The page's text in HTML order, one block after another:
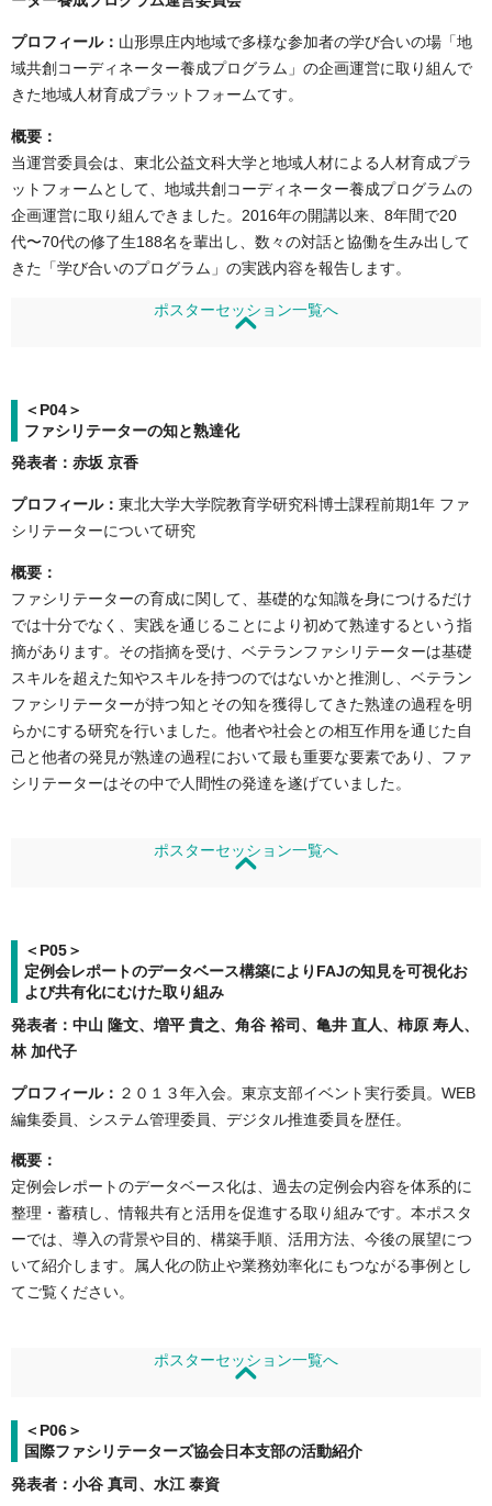
プロフィール： 山形県庄内地域で多様な参加者の学び合いの場「地
域共創コーディネーター養成プログラム」の企画運営に取り組んで
きた地域人材育成プラットフォームてす。
概要：
当運営委員会は、東北公益文科大学と地域人材による人材育成プラ
ットフォームとして、地域共創コーディネーター養成プログラムの
企画運営に取り組んできました。2016年の開講以来、8年間で20
代〜70代の修了生188名を輩出し、数々の対話と協働を生み出して
きた「学び合いのプログラム」の実践内容を報告します。
ポスターセッション一覧へ
＜P04＞
ファシリテーターの知と熟達化
発表者：赤坂 京香
プロフィール： 東北大学大学院教育学研究科博士課程前期1年 ファ
シリテーターについて研究
概要：
ファシリテーターの育成に関して、基礎的な知識を身につけるだけ
では十分でなく、実践を通じることにより初めて熟達するという指
摘があります。その指摘を受け、ベテランファシリテーターは基礎
スキルを超えた知やスキルを持つのではないかと推測し、ベテラン
ファシリテーターが持つ知とその知を獲得してきた熟達の過程を明
らかにする研究を行いました。他者や社会との相互作用を通じた自
己と他者の発見が熟達の過程において最も重要な要素であり、ファ
シリテーターはその中で人間性の発達を遂げていました。
ポスターセッション一覧へ
＜P05＞
定例会レポートのデータベース構築によりFAJの知見を可視化お
よび共有化にむけた取り組み
発表者：中山 隆文、増平 貴之、角谷 裕司、亀井 直人、柿原 寿人、
林 加代子
プロフィール： ２０１３年入会。東京支部イベント実行委員。WEB
編集委員、システム管理委員、デジタル推進委員を歴任。
概要：
定例会レポートのデータベース化は、過去の定例会内容を体系的に
整理・蓄積し、情報共有と活用を促進する取り組みです。本ポスタ
ーでは、導入の背景や目的、構築手順、活用方法、今後の展望につ
いて紹介します。属人化の防止や業務効率化にもつながる事例とし
てご覧ください。
ポスターセッション一覧へ
＜P06＞
国際ファシリテーターズ協会日本支部の活動紹介
発表者：小谷 真司、水江 泰資